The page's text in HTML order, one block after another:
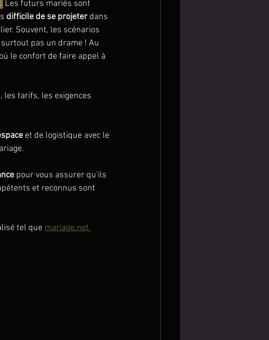
Les futurs mariés sont
difficile de se projeter dans
Souvent, les scénarios
pas un drame ! Au
le confort de faire appel à
les tarifs, les exigences
et de logistique avec le
pour vous assurer qu'ils
et reconnus sont
tel que mariage.net